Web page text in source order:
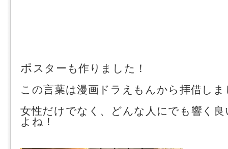
ポ スターも作りました！
この言葉は漫画ドラえもんから拝借しま
女性だけでなく、どんな人にでも響く良
よね！